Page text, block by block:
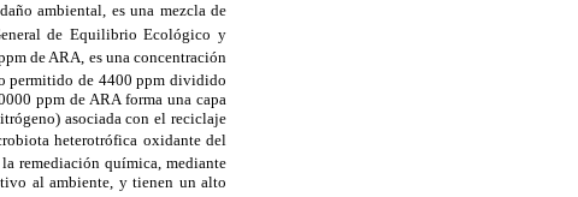
ambiental, es una mezcla de
de Equilibrio Ecológico y
de ARA, es una concentración
permitido de 4400 ppm dividido
ppm de ARA forma una capa
asociada con el reciclaje
heterotrófica oxidante del
remediación química, mediante
al ambiente, y tienen un alto